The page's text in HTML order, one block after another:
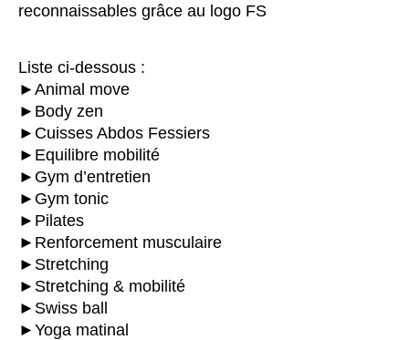
reconnaissables grâce au logo FS
Liste ci-dessous :
►Animal move
►Body zen
►Cuisses Abdos Fessiers
►Equilibre mobilité
►Gym d’entretien
►Gym tonic
►Pilates
►Renforcement musculaire
►Stretching
►Stretching & mobilité
►Swiss ball
►Yoga matinal